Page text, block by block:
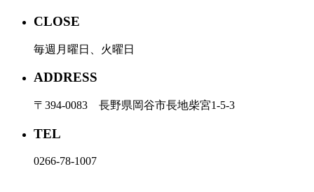
CLOSE
毎週月曜日、火曜日
ADDRESS
〒394-0083 長野県岡谷市長地柴宮1-5-3
TEL
0266-78-1007